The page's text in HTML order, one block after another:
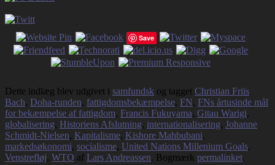
Save
Dette indlæg blev udgivet i samfundsk og tagget Christian Friis
Bach, Doha-runden, fattigdomsbekæmpelse, FN, FNs årtusinde mål
for bekæmpelse af fattigdom, Francis Fukuyama, Gitau Warigi,
globalisering, Historiens Afslutning, internationalisering, Johanne
Schmidt-Nielsen, Kapitalisme, Kishore Mahbubani,
markedsøkonomi, socialisme, United Nations Millenium Goals,
Venstrefløj, WTO af Lars Andreassen. Bogmærk permalinket.